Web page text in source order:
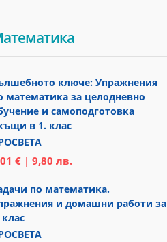
ключе: Упражнения
математика за целодневно
и самоподготовка
в 1. клас
€ | 9,80 лв.
по математика.
и домашни работи за
клас